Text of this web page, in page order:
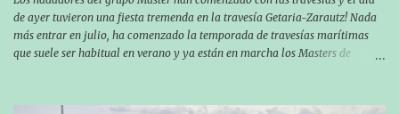
de ayer tuvieron una fiesta tremenda en la travesía Getaria-Zarautz! Nada
más entrar en julio, ha comenzado la temporada de travesías marítimas
que suele ser habitual en verano y ya están en marcha los Masters de
próxima cita. Para empezar, el 13 de julio, Manu Santos participó en la